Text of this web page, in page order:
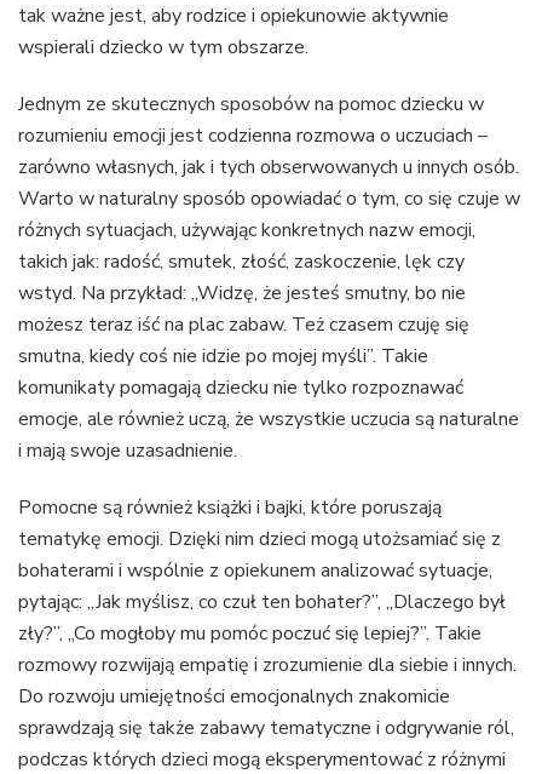
tak ważne jest, aby rodzice i opiekunowie aktywnie
wspierali dziecko w tym obszarze.
Jednym ze skutecznych sposobów na pomoc dziecku w
rozumieniu emocji jest codzienna rozmowa o uczuciach –
zarówno własnych, jak i tych obserwowanych u innych osób.
Warto w naturalny sposób opowiadać o tym, co się czuje w
różnych sytuacjach, używając konkretnych nazw emocji,
takich jak: radość, smutek, złość, zaskoczenie, lęk czy
wstyd. Na przykład: „Widzę, że jesteś smutny, bo nie
możesz teraz iść na plac zabaw. Też czasem czuję się
smutna, kiedy coś nie idzie po mojej myśli”. Takie
komunikaty pomagają dziecku nie tylko rozpoznawać
emocje, ale również uczą, że wszystkie uczucia są naturalne
i mają swoje uzasadnienie.
Pomocne są również książki i bajki, które poruszają
tematykę emocji. Dzięki nim dzieci mogą utożsamiać się z
bohaterami i wspólnie z opiekunem analizować sytuacje,
pytając: „Jak myślisz, co czuł ten bohater?”, „Dlaczego był
zły?”, „Co mogłoby mu pomóc poczuć się lepiej?”. Takie
rozmowy rozwijają empatię i zrozumienie dla siebie i innych.
Do rozwoju umiejętności emocjonalnych znakomicie
sprawdzają się także zabawy tematyczne i odgrywanie ról,
podczas których dzieci mogą eksperymentować z różnymi